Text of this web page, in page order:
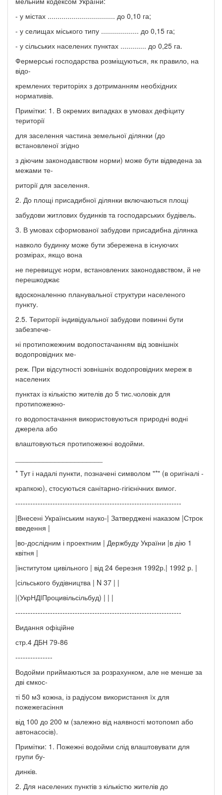
- у містах .................................. до 0,10 га;
- у селищах міського типу ................... до 0,15 га;
- у сільських населених пунктах ............. до 0,25 га.
Фермерські господарства розміщуються, як правило, на
відо-
кремлених територіях з дотриманням необхідних
нормативів.
Примітки: 1. В окремих випадках в умовах дефіциту
території
для заселення частина земельної ділянки (до
встановленої згідно
з діючим законодавством норми) може бути відведена за
межами те-
риторії для заселення.
2. До площі присадибної ділянки включаються площі
забудови житлових будинків та господарських будівель.
3. В умовах сформованої забудови присадибна ділянка
навколо будинку може бути збережена в існуючих
розмірах, якщо вона
не перевищує норм, встановлених законодавством, й не
перешкоджає
вдосконаленню планувальної структури населеного
пункту.
2.5. Території індивідуальної забудови повинні бути
забезпече-
ні протипожежним водопостачанням від зовнішніх
водопровідних ме-
реж. При відсутності зовнішніх водопровідних мереж в
населених
пунктах із кількістю жителів до 5 тис.чоловік для
протипожежно-
го водопостачання використовуються природні водні
джерела або
влаштовуються протипожежні водойми.
* Тут і надалі пункти, позначені символом "*" (в оригіналі -
крапкою), стосуються санітарно-гігієнічних вимог.
-------------------------------------------------------------------
|Внесені Українським науко-| Затверджені наказом |Строк
введення |
|во-дослідним і проектним | Держбуду України |в дію 1
квітня |
|інститутом цивільного | від 24 березня 1992р.| 1992 р. |
|сільського будівництва | N 37 | |
|(УкрНДІПроцивільсільбуд) | | |
-------------------------------------------------------------------
Видання офіційне
стр.4 ДБН 79-86
---------------
Водойми приймаються за розрахунком, але не менше за
дві ємкос-
ті 50 м3 кожна, із радіусом використання їх для
пожежегасіння
від 100 до 200 м (залежно від наявності мотопомп або
автонасосів).
Примітки: 1. Пожежні водойми слід влаштовувати для
групи бу-
динків.
2. Для населених пунктів з кількістю жителів до